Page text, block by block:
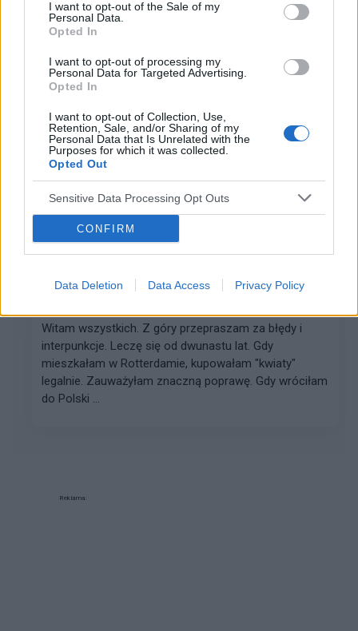
I want to opt-out of the Sale of my
Personal Data.
Opted In
I want to opt-out of processing my
Personal Data for Targeted Advertising.
Opted In
I want to opt-out of Collection, Use,
Retention, Sale, and/or Sharing of my
Personal Data that Is Unrelated with the
Purposes for which it was collected.
Opted Out
Sensitive Data Processing Opt Outs
CONFIRM
Data Deletion Data Access Privacy Policy
gość
Forum:
Czym się interesujecie np. muzyka, film.
hobby np. film, muzyka itd. Ja jestem fanką grupy
piszę ..,eisidisi, a wy? Rock czy Pop czy inna, albo jakie
filmy lubicie, komedia czy kryminał. P...
gość
Forum:Zaburzenia afektywne dwubiegunowe -
ChAD
Witam wszystkich. Z góry przepraszam za błędy i
interpunkcje. Leczę się od dwunastu lat. Gdy
mieszkałam w Rotterdamie, kupowałam "kwiaty"
legalnie. Zauważyłam znaczną poprawę. Gdy wróciłam
do Polski ...
Reklama: